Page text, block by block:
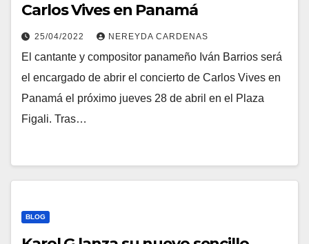
Carlos Vives en Panamá
25/04/2022 NEREYDA CARDENAS
El cantante y compositor panameño Iván Barrios será
el encargado de abrir el concierto de Carlos Vives en
Panamá el próximo jueves 28 de abril en el Plaza
Figali. Tras…
BLOG